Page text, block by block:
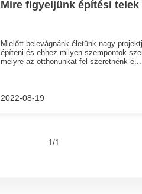
Mire figyeljünk építési telek
Mielőtt belevágnánk életünk nagy
építeni és ehhez milyen szempontok
melyre az otthonunkat fel szeretnénk é...
2022-08-19
1/1